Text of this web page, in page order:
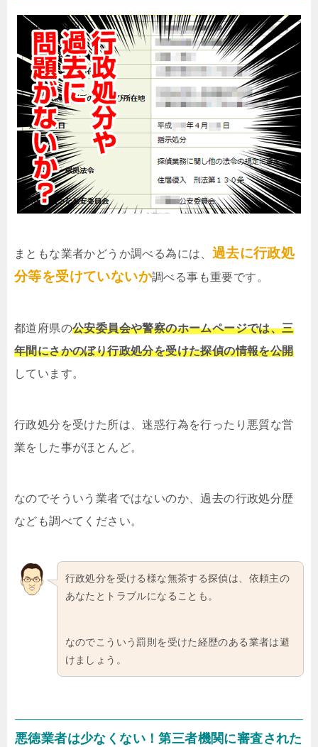
まともな業者かどうか調べる為には、 過去に行政処
分等を受けていないか調べる事も重要です。
都道府県の公安委員会や警察のホームページでは、三
年間にさかのぼり行政処分を受けた探偵の情報を公開
しています。
行政処分を受けた所は、迷惑行為を行ったり悪質な営
業をした事がほとんど。
なのでそういう業者ではないのか、過去の行政処分歴
なども調べてください。
行政処分を受ける様な無茶する探偵は、依頼主の
あなたとトラブルになることも。
なのでこういう罰則を受けた経歴のある業者は避
けましょう。
悪徳業者は少なくない！第三者機関に審査された